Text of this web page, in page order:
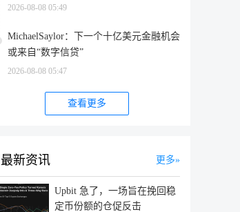
2026-08-08 05:49
MichaelSaylor：下一个十亿美元金融机会
或来自“数字信贷”
2026-08-08 05:47
查看更多
最新资讯 更多
Upbit 急了，一场旨在挽回稳
定币份额的仓促反击